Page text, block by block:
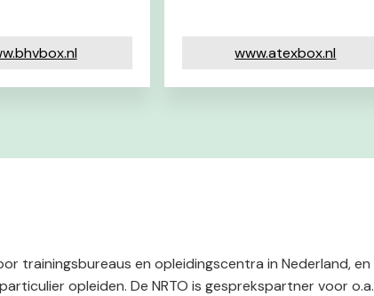
www.atexbox.nl
trainingsbureaus en opleidingscentra in Nederland, en
opleiden. De NRTO is gesprekspartner voor o.a.